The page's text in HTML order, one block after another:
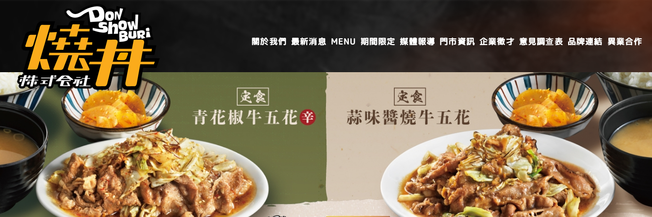
關於我們 最新消息 MENU 期間限定 媒體報導 門市資訊 企業徵才 意見調查表 品牌連結 異業合作